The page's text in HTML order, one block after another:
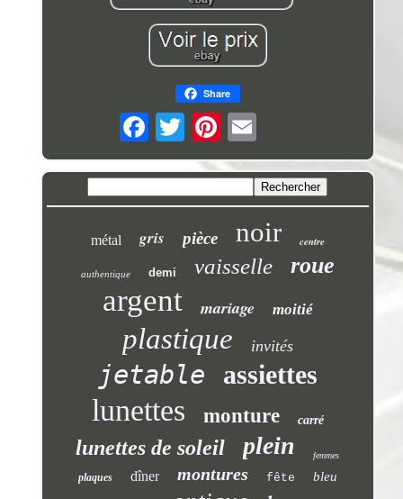
Share
métal gris pièce noir centre
authentique demi vaisselle roue
argent mariage moitié
plastique invités
jetable assiettes
lunettes monture carré
lunettes de soleil plein femmes
plaques dîner montures fête bleu